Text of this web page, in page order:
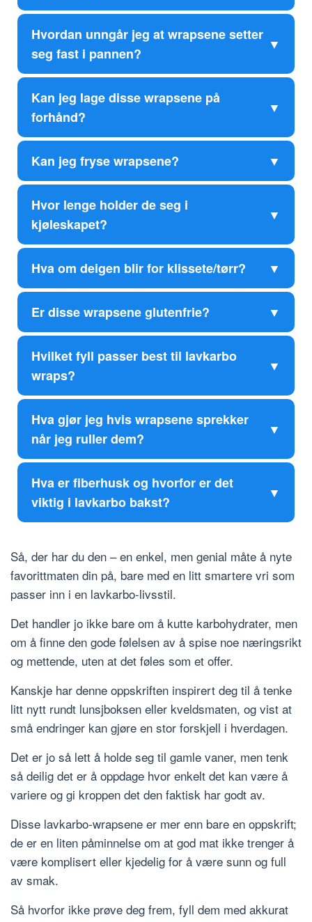
Hvordan unngår jeg at wrapsene setter
seg fast i pannen?
Kan jeg lage disse wrapsene på
forhånd?
Kan jeg fryse wrapsene?
Hvor lenge holder de seg i
kjøleskapet?
Hva om deigen blir for klissete/tørr?
Er disse wrapsene glutenfrie?
Hvilket fyll passer best til lavkarbo
wraps?
Hva gjør jeg hvis wrapsene sprekker
når jeg ruller dem?
Hva er fiberhusk og hvorfor er det
viktig i lavkarbo bakst?
Så, der har du den – en enkel, men genial måte å nyte
favorittmaten din på, bare med en litt smartere vri som
passer inn i en lavkarbo-livsstil.
Det handler jo ikke bare om å kutte karbohydrater, men
om å finne den gode følelsen av å spise noe næringsrikt
og mettende, uten at det føles som et offer.
Kanskje har denne oppskriften inspirert deg til å tenke
litt nytt rundt lunsjboksen eller kveldsmaten, og vist at
små endringer kan gjøre en stor forskjell i hverdagen.
Det er jo så lett å holde seg til gamle vaner, men tenk
så deilig det er å oppdage hvor enkelt det kan være å
variere og gi kroppen det den faktisk har godt av.
Disse lavkarbo-wrapsene er mer enn bare en oppskrift;
de er en liten påminnelse om at god mat ikke trenger å
være komplisert eller kjedelig for å være sunn og full
av smak.
Så hvorfor ikke prøve deg frem, fyll dem med akkurat